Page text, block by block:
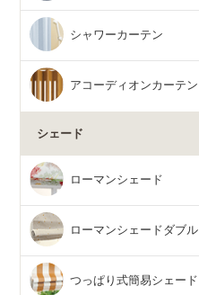
シャワーカーテン
アコーディオンカーテン
シェード
ローマンシェード
ローマンシェードダブル
つっぱり式簡易シェード